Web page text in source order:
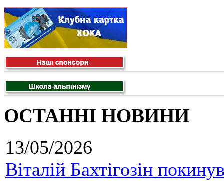
ОСТАННІ НОВИНИ
13/05/2026
Віталій Бахтігозін